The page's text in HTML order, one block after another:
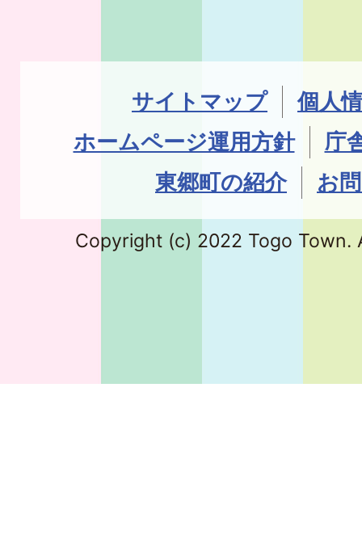
サイトマップ
個人
ホームページ運用方針
庁
東郷町の紹介
お
Copyright (c) 2022 Togo Town.